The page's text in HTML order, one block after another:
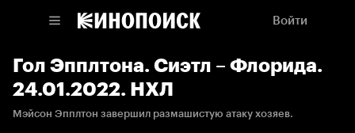
Войти
Гол Эпплтона. Сиэтл – Флорида.
24.01.2022. НХЛ
Мэйсон Эпплтон завершил размашистую атаку хозяев.